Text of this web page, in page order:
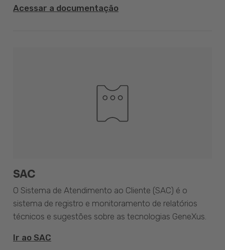
Acessar a documentação
SAC
O Sistema de Atendimento ao Cliente (SAC) é o
sistema de registro e monitoramento de relatórios
técnicos e sugestões sobre as tecnologias GeneXus.
Ir ao SAC